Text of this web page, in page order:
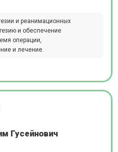
и реанимационных
и обеспечение
операции,
и лечение.
Гусейнович